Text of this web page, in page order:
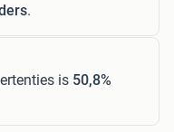
.
is 50,8%